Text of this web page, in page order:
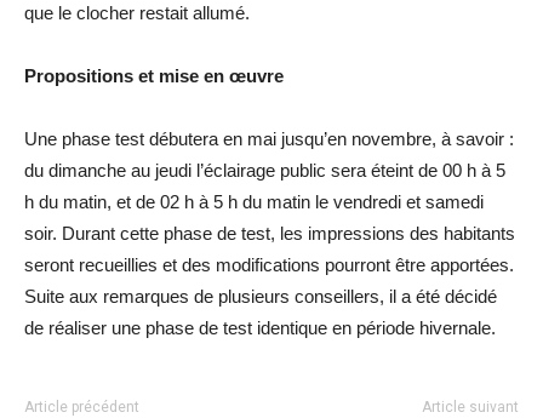
que le clocher restait allumé.
Propositions et mise en œuvre
Une phase test débutera en mai jusqu’en novembre, à savoir :
du dimanche au jeudi l’éclairage public sera éteint de 00 h à 5
h du matin, et de 02 h à 5 h du matin le vendredi et samedi
soir. Durant cette phase de test, les impressions des habitants
seront recueillies et des modifications pourront être apportées.
Suite aux remarques de plusieurs conseillers, il a été décidé
de réaliser une phase de test identique en période hivernale.
Article précédent Article suivant